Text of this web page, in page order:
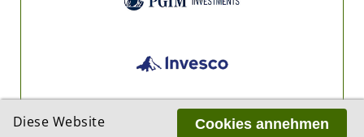
Cookies annehmen
Diese Website